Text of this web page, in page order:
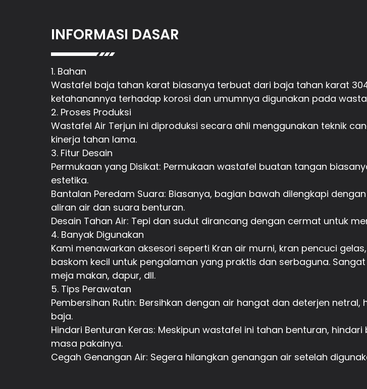
INFORMASI DASAR
1. Bahan
Wastafel baja tahan karat biasanya terbuat dari baja tahan karat
ketahanannya terhadap korosi dan umumnya digunakan pada
2. Proses Produksi
Wastafel Air Terjun ini diproduksi secara ahli menggunakan teknik
kinerja tahan lama.
3. Fitur Desain
Permukaan yang Disikat: Permukaan wastafel buatan tangan
estetika.
Bantalan Peredam Suara: Biasanya, bagian bawah dilengkapi
aliran air dan suara benturan.
Desain Tahan Air: Tepi dan sudut dirancang dengan cermat untuk
4. Banyak Digunakan
Kami menawarkan aksesori seperti Kran air murni, kran pencuci
baskom kecil untuk pengalaman yang praktis dan serbaguna.
meja makan, dapur, dll.
5. Tips Perawatan
Pembersihan Rutin: Bersihkan dengan air hangat dan deterjen
baja.
Hindari Benturan Keras: Meskipun wastafel ini tahan benturan,
masa pakainya.
Cegah Genangan Air: Segera hilangkan genangan air setelah